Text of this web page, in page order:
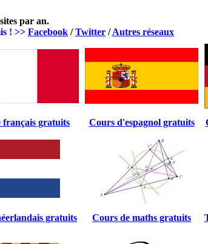
par an.
! >> Facebook /Twitter /Autres réseaux
français gratuits Cours d'espagnol gratuits
gratuits Cours de maths gratuits